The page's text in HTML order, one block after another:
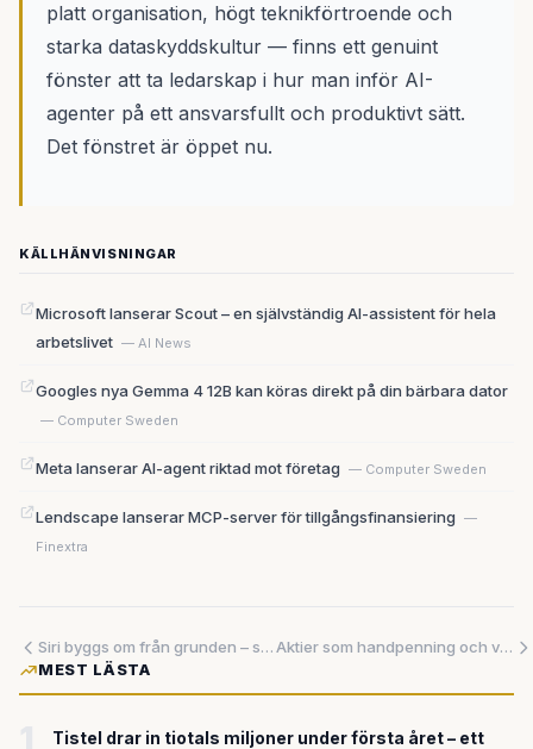
platt organisation, högt teknikförtroende och
starka dataskyddskultur — finns ett genuint
fönster att ta ledarskap i hur man inför AI-
agenter på ett ansvarsfullt och produktivt sätt.
Det fönstret är öppet nu.
KÄLLHÄNVISNINGAR
Microsoft lanserar Scout – en självständig AI-assistent för hela
arbetslivet — AI News
Googles nya Gemma 4 12B kan köras direkt på din bärbara dator
— Computer Sweden
Meta lanserar AI-agent riktad mot företag — Computer Sweden
Lendscape lanserar MCP-server för tillgångsfinansiering —
Finextra
Siri byggs om från grunden – samtidigt som Meta automatiserar hela köpflöden i dina appar
Aktier som handpenning och värderingar mot skyarna – Anthropic rusar mot börsen i AI-hausse
MEST LÄSTA
Tistel drar in tiotals miljoner under första året – ett